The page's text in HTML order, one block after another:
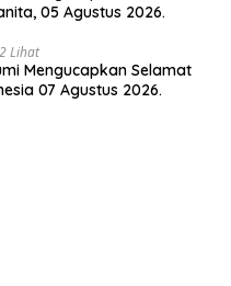
05 Agustus 2026.
Lihat
Mengucapkan Selamat
07 Agustus 2026.